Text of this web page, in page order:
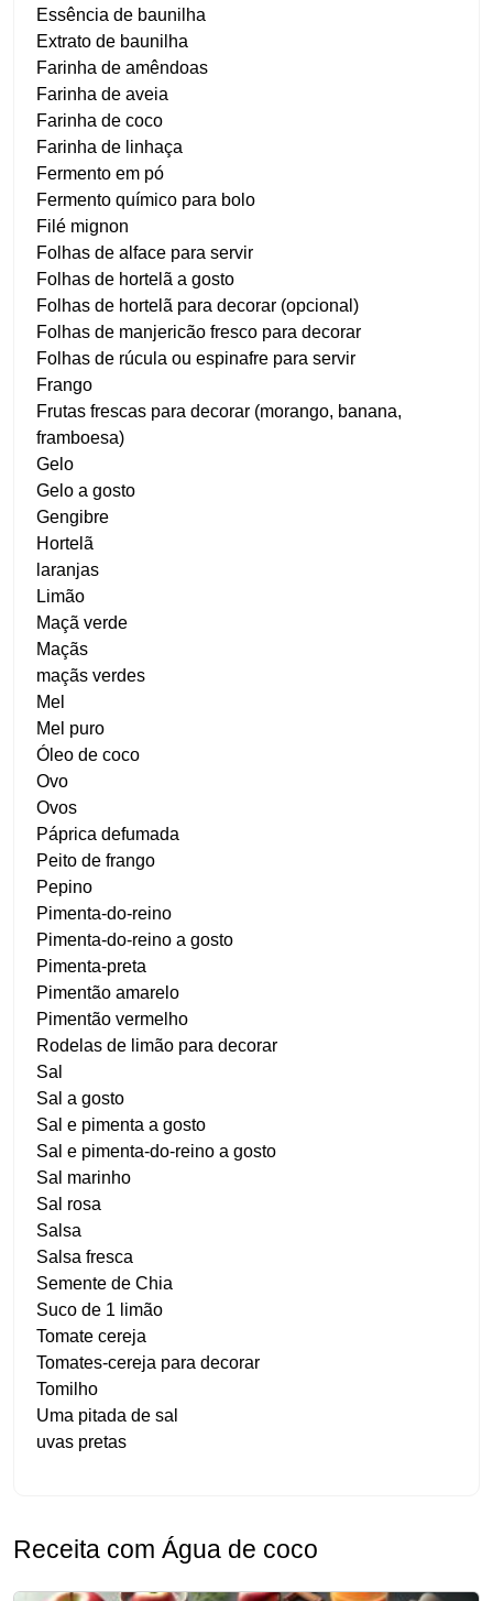
Essência de baunilha
Extrato de baunilha
Farinha de amêndoas
Farinha de aveia
Farinha de coco
Farinha de linhaça
Fermento em pó
Fermento químico para bolo
Filé mignon
Folhas de alface para servir
Folhas de hortelã a gosto
Folhas de hortelã para decorar (opcional)
Folhas de manjericão fresco para decorar
Folhas de rúcula ou espinafre para servir
Frango
Frutas frescas para decorar (morango, banana,
framboesa)
Gelo
Gelo a gosto
Gengibre
Hortelã
laranjas
Limão
Maçã verde
Maçãs
maçãs verdes
Mel
Mel puro
Óleo de coco
Ovo
Ovos
Páprica defumada
Peito de frango
Pepino
Pimenta-do-reino
Pimenta-do-reino a gosto
Pimenta-preta
Pimentão amarelo
Pimentão vermelho
Rodelas de limão para decorar
Sal
Sal a gosto
Sal e pimenta a gosto
Sal e pimenta-do-reino a gosto
Sal marinho
Sal rosa
Salsa
Salsa fresca
Semente de Chia
Suco de 1 limão
Tomate cereja
Tomates-cereja para decorar
Tomilho
Uma pitada de sal
uvas pretas
Receita com Água de coco